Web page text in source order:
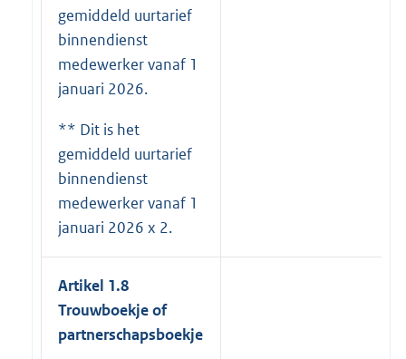
gemiddeld uurtarief
binnendienst
medewerker vanaf 1
januari 2026.
** Dit is het
gemiddeld uurtarief
binnendienst
medewerker vanaf 1
januari 2026 x 2.
Artikel 1.8
Trouwboekje of
partnerschapsboekje